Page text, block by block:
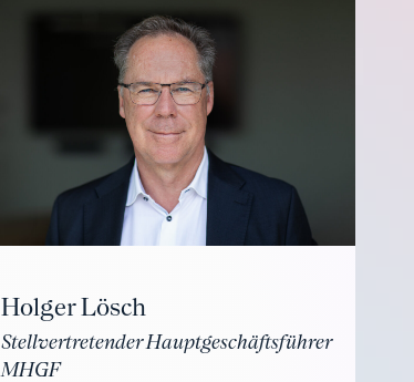
Holger Lösch
Stellvertretender Hauptgeschäftsführer
MHGF